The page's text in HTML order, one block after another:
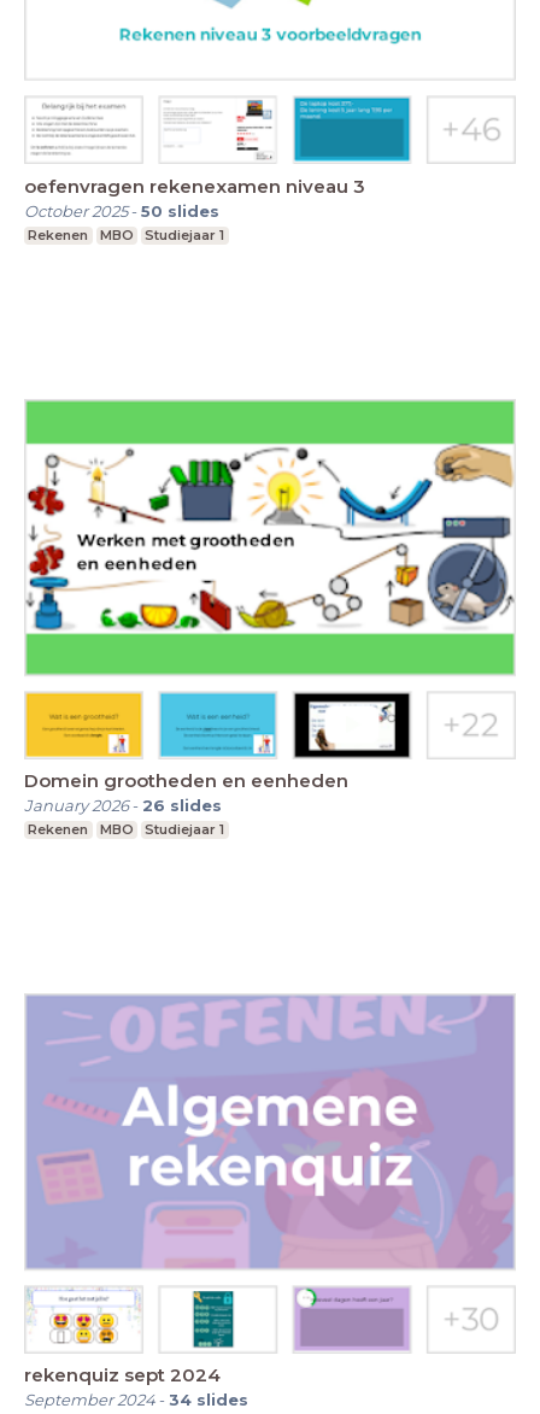
oefenvragen rekenexamen niveau 3
October 2025-50 slides
Rekenen MBO Studiejaar 1
Domein grootheden en eenheden
January 2026- 26 slides
Rekenen MBO Studiejaar 1
rekenquiz sept 2024
September 2024-34 slides